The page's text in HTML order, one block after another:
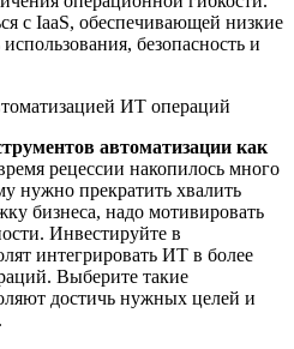
с IaaS, обеспечивающей низкие
безопасность и
ИТ операций
автоматизации как
рецессии накопилось много
нужно прекратить хвалить
бизнеса, надо мотивировать
Инвестируйте в
интегрировать ИТ в более
Выберите такие
достичь нужных целей и